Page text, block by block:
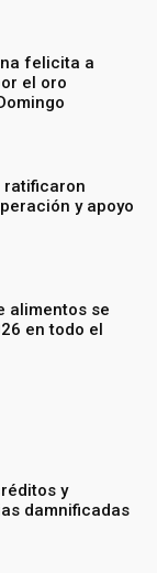
felicita a
el oro
ratificaron
y apoyo
alimentos se
en todo el
y
damnificadas